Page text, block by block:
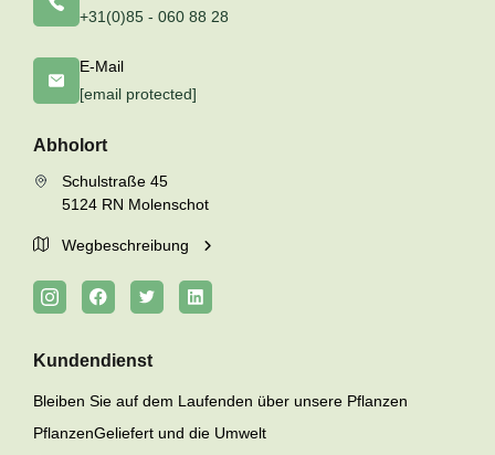
+31(0)85 - 060 88 28
E-Mail
[email protected]
Abholort
Schulstraße 45
5124 RN Molenschot
Wegbeschreibung
Kundendienst
Bleiben Sie auf dem Laufenden über unsere Pflanzen
PflanzenGeliefert und die Umwelt